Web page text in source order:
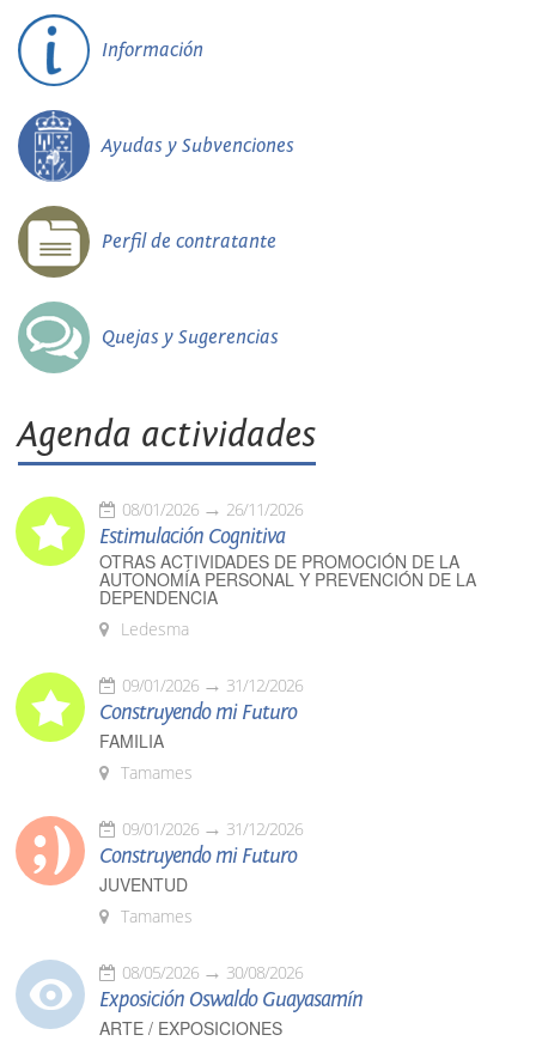
Información
Ayudas y Subvenciones
Perfil de contratante
Quejas y Sugerencias
Agenda actividades
08/01/2026 26/11/2026
Estimulación Cognitiva
OTRAS ACTIVIDADES DE PROMOCIÓN DE LA
AUTONOMÍA PERSONAL Y PREVENCIÓN DE LA
DEPENDENCIA
Ledesma
09/01/2026 31/12/2026
Construyendo mi Futuro
FAMILIA
Tamames
09/01/2026 31/12/2026
Construyendo mi Futuro
JUVENTUD
Tamames
08/05/2026 30/08/2026
Exposición Oswaldo Guayasamín
ARTE / EXPOSICIONES